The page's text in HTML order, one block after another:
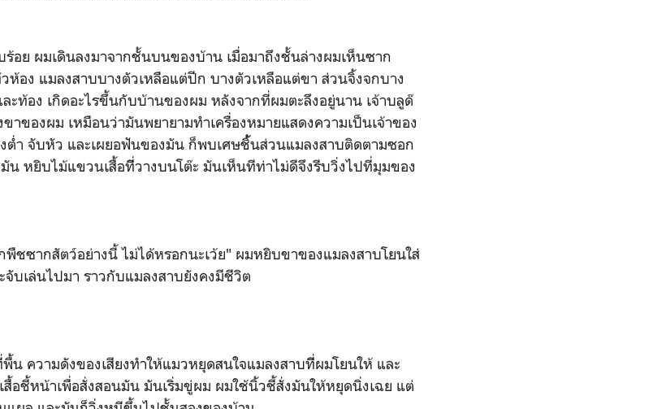
ผมเดินลงมาจากชั้นบนของบ้าน เมื่อมาถึงชั้นล่างผมเห็นซาก
ห้อง แมลงสาบบางตัวเหลือแต่ปีก บางตัวเหลือแต่ขา ส่วนจิ้งจกบาง
ะท้อง เกิดอะไรขึ้นกับบ้านของผม หลังจากที่ผมตะลึงอยู่นาน เจ้าบลูด๊
าของผม เหมือนว่ามันพยายามทำเครื่องหมายแสดงความเป็นเจ้าของ
ต่ำ จับหัว และเผยอฟันของมัน ก็พบเศษชิ้้นส่วนแมลงสาบติดตามซอก
หยิบไม้แขวนเสื้อทีี่วางบนโต๊ะ มันเห็นทีท่าไม่ดีจึงรีบวิ่งไปที่มุมของ
กสัตว์อย่างนี้ ไม่ได้หรอกนะเว้ย" ผมหยิบขาของแมลงสาบโยนใส่
บเล่นไปมา ราวกับแมลงสาบยังคงมีชีวิต
ามดังของเสียงทำให้แมวหยุดสนใจแมลงสาบทีี่ผมโยนให้ และ
สื้อชี้หน้าเพื่อสั่งสอนมัน มันเริ่มขู่ผม ผมใช้นิ้วชี้สั่งมันให้หยุดนิ่งเฉย แต่